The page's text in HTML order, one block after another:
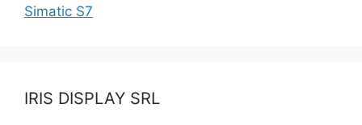
Simatic S7
IRIS DISPLAY SRL